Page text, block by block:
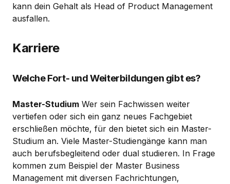
kann dein Gehalt als Head of Product Management
ausfallen.
Karriere
Welche Fort- und Weiterbildungen gibt es?
Master-Studium Wer sein Fachwissen weiter
vertiefen oder sich ein ganz neues Fachgebiet
erschließen möchte, für den bietet sich ein Master-
Studium an. Viele Master-Studiengänge kann man
auch berufsbegleitend oder dual studieren. In Frage
kommen zum Beispiel der Master Business
Management mit diversen Fachrichtungen,